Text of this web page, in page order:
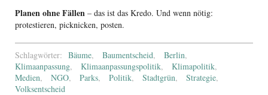
Planen ohne Fällen – das ist das Kredo. Und wenn nötig:
protestieren, picknicken, posten.
Schlagwörter: Bäume Baumentscheid
Berlin
Klimaanpassung
Klimaanpassungspolitik
Klimapolitik
Medien
NGO Parks Politik Stadtgrün
Strategie
Volksentscheid